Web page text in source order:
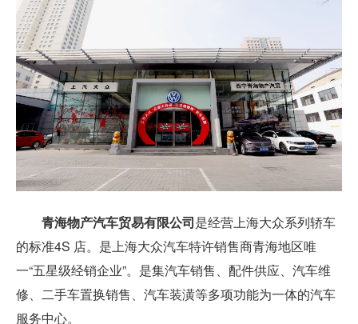
青海物产汽车贸易有限公司是经营上海大众系列轿车
的标准4S 店。是上海大众汽车特许销售商青海地区唯
一“五星级经销企业”。是集汽车销售、配件供应、汽车维
修、二手车置换销售、汽车装潢等多项功能为一体的汽车
服务中心。